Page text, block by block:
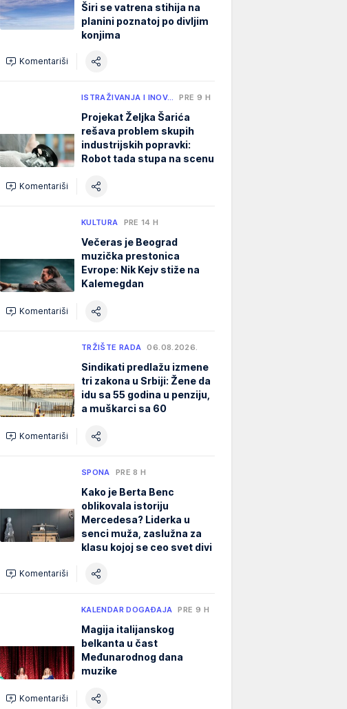
Širi se vatrena stihija na
planini poznatoj po divljim
konjima
Komentariši
ISTRAŽIVANJA I INOV… PRE 9 H
Projekat Željka Šarića
rešava problem skupih
industrijskih popravki:
Robot tada stupa na scenu
Komentariši
KULTURA PRE 14 H
Večeras je Beograd
muzička prestonica
Evrope: Nik Kejv stiže na
Kalemegdan
Komentariši
TRŽIŠTE RADA 06.08.2026.
Sindikati predlažu izmene
tri zakona u Srbiji: Žene da
idu sa 55 godina u penziju,
a muškarci sa 60
Komentariši
SPONA PRE 8 H
Kako je Berta Benc
oblikovala istoriju
Mercedesa? Liderka u
senci muža, zaslužna za
klasu kojoj se ceo svet divi
Komentariši
KALENDAR DOGAĐAJA PRE 9 H
Magija italijanskog
belkanta u čast
Međunarodnog dana
muzike
Komentariši